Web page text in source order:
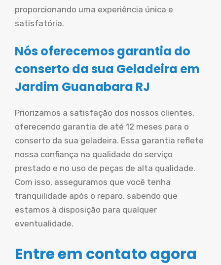
proporcionando uma experiência única e
satisfatória.
Nós oferecemos garantia do
conserto da sua Geladeira em
Jardim Guanabara RJ
Priorizamos a satisfação dos nossos clientes,
oferecendo garantia de até 12 meses para o
conserto da sua geladeira. Essa garantia reflete
nossa confiança na qualidade do serviço
prestado e no uso de peças de alta qualidade.
Com isso, asseguramos que você tenha
tranquilidade após o reparo, sabendo que
estamos à disposição para qualquer
eventualidade.
Entre em contato agora